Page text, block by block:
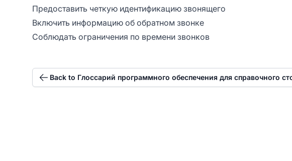
Предоставить четкую идентификацию звонящего
Включить информацию об обратном звонке
Соблюдать ограничения по времени звонков
Back to Глоссарий программного обеспечения для справочного